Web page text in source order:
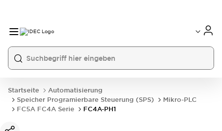
Startseite
Automatisierung
Speicher Programierbare Steuerung (SPS)
Mikro-PLC
FC5A FC4A Serie
FC4A-PH1